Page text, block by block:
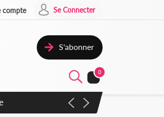
compte Se Connecter
S'abonner
0
la